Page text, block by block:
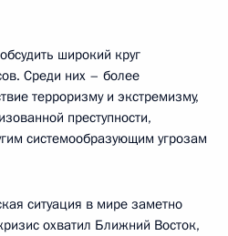
широкий круг
Среди них – более
терроризму и экстремизму,
преступности,
системообразующим угрозам
ситуация в мире заметно
охватил Ближний Восток,